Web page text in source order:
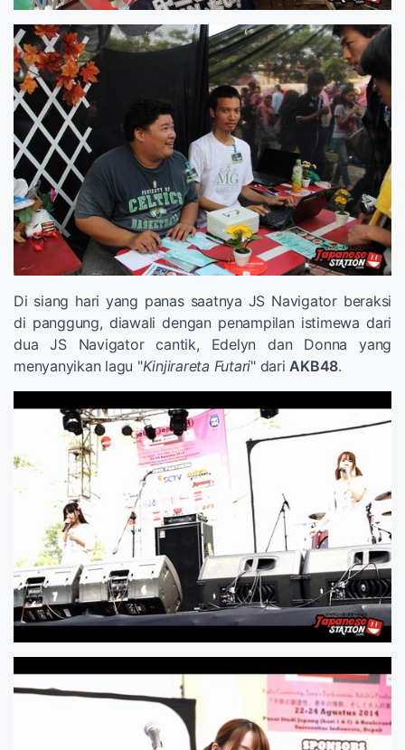
Di siang hari yang panas saatnya JS Navigator beraksi
di panggung, diawali dengan penampilan istimewa dari
dua JS Navigator cantik, Edelyn dan Donna yang
menyanyikan lagu "Kinjirareta Futari" dari AKB48.